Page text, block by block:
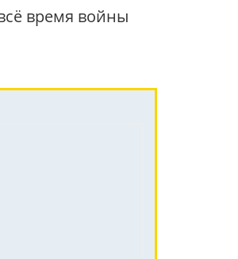
время войны